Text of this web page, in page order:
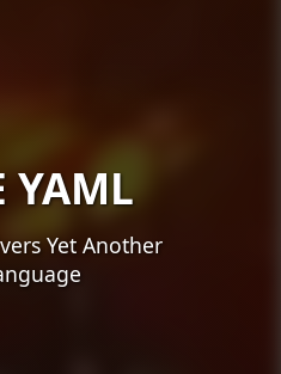
YAML
Yet Another